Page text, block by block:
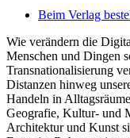
Beim Verlag
Wie verändern die
Menschen und Dingen
Transnationalisierung
Distanzen hinweg
Handeln in
Geografie, Kultur- und
Architektur und Kunst